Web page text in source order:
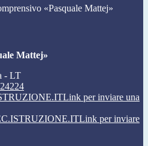
«Pasquale Mattej»
Mattej»
- LT
Link per inviare una
Link per inviare